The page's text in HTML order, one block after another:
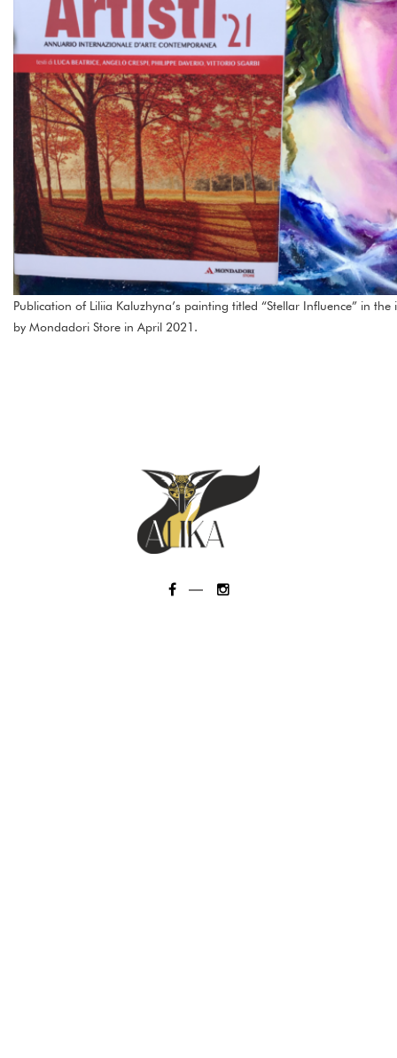
Publication of Liliia Kaluzhyna’s painting titled “Stellar Influence” in
by Mondadori Store in April 2021.